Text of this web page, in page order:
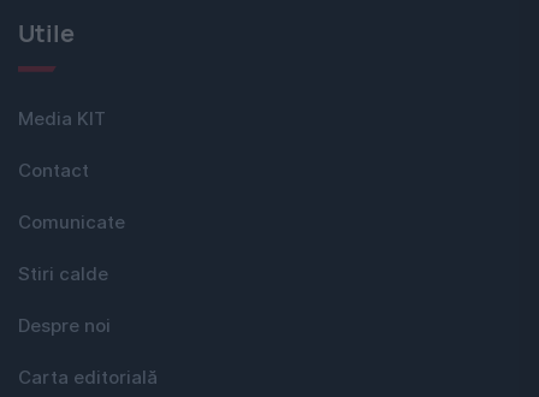
Utile
Media KIT
Contact
Comunicate
Stiri calde
Despre noi
Carta editorială